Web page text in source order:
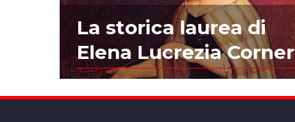
La storica laurea di
Elena Lucrezia Corner